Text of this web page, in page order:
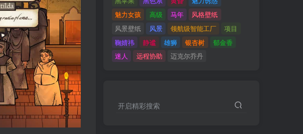
魅力女孩
高级 马年
风格壁纸
风景壁纸
风景 领航级智能工厂
项目
鞠婧祎
静谧 雄狮 银杏树
郁金香
迷人
远程协助 迈克尔乔丹
开启精彩搜索